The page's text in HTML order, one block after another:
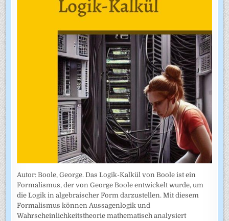
Autor: Boole, George. Das Logik-Kalkül von Boole ist ein
Formalismus, der von George Boole entwickelt wurde, um
die Logik in algebraischer Form darzustellen. Mit diesem
Formalismus können Aussagenlogik und
Wahrscheinlichkeitstheorie mathematisch analysiert